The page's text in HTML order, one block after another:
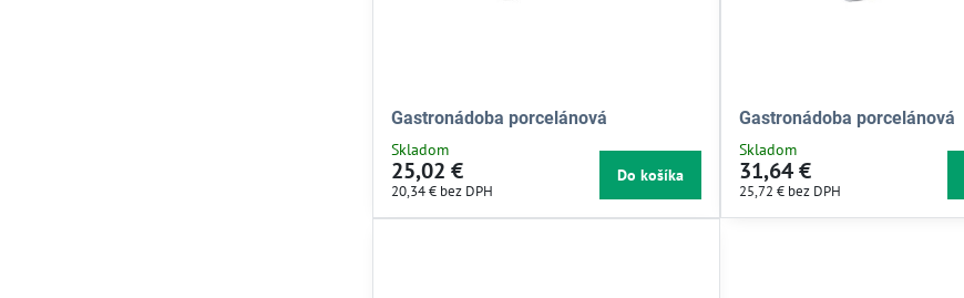
Gastronádoba porcelánová
Skladom
25,02 €
20,34 € bez DPH
Do košíka
Gastronádoba porcelánová
Skladom
31,64 €
25,72 € bez DPH